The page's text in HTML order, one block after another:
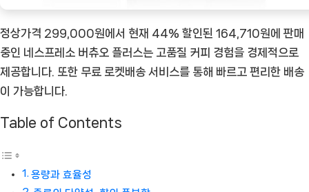
품]
정상가격 299,000원에서 현재 44% 할인된 164,710원에 판매
중인 네스프레소 버츄오 플러스는 고품질 커피 경험을 경제적으로
제공합니다. 또한 무료 로켓배송 서비스를 통해 빠르고 편리한 배송
이 가능합니다.
Table of Contents
용량과 효율성